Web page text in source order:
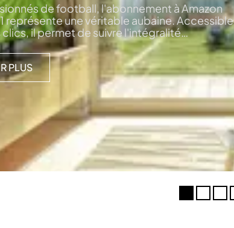
de football, l'abonnement à Amazon
représente une véritable aubaine. Accessible
il permet de suivre l'intégralité…
PLUS